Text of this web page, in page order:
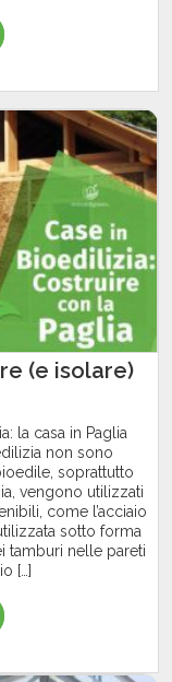
(e isolare)
la casa in Paglia
non sono
soprattutto
vengono utilizzati
come l’acciaio
sotto forma
tamburi nelle pareti
[…]